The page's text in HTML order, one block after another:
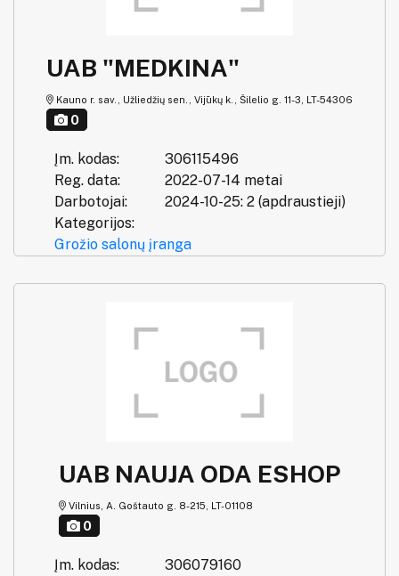
UAB "MEDKINA"
Kauno r. sav., Užliedžių sen., Vijūkų k., Šilelio g. 11-3, LT-54306
0
Įm. kodas:
306115496
Reg. data:
2022-07-14 metai
Darbotojai:
2024-10-25: 2 (apdraustieji)
Kategorijos:
Grožio salonų įranga
UAB NAUJA ODA ESHOP
Vilnius, A. Goštauto g. 8-215, LT-01108
0
Įm. kodas:
306079160